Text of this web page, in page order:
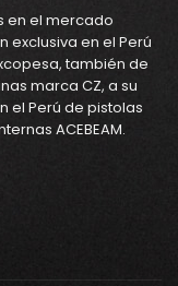
en el mercado
exclusiva en el Perú
también de
marca CZ, a su
el Perú de pistolas
ACEBEAM.